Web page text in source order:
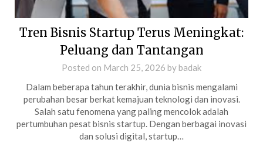
Tren Bisnis Startup Terus Meningkat:
Peluang dan Tantangan
Posted on March 25, 2026 bybadak
Dalam beberapa tahun terakhir, dunia bisnis mengalami
perubahan besar berkat kemajuan teknologi dan inovasi.
Salah satu fenomena yang paling mencolok adalah
pertumbuhan pesat bisnis startup. Dengan berbagai inovasi
dan solusi digital, startup…